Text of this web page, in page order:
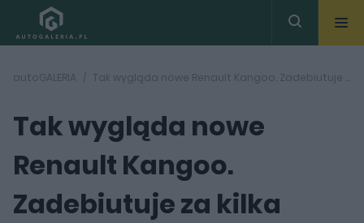
autoGALERIA Tak wygląda nowe Renault Kangoo. Zadebiutuje za kilka miesięcy
Tak wygląda nowe
Renault Kangoo.
Zadebiutuje za kilka